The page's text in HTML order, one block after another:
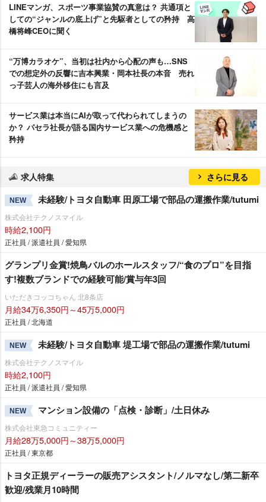
LINEマンガ、スポーツ事業協賛の真意は？ 共通項と
しての“ジャンルの底上げ”と先駆者としての矜持 高
橋将峰CEOに聞く
“万博カラオケ”、当初は社内から心配の声も…SNS
での想定外の反響に吉本興業・岡本社長の本音 売れ
っ子芸人の海外移住にも言及
サービス業は本当にAIが取って代わられてしまうの
か？ パセラ社長が語る国内サービス業への危機感と
矜持
求人特集 さらに見る
NEW 未経験/トヨタ自動車 田原工場で部品の運搬作業/tutumi
株式会社テクノスマイル
時給2,100円
正社員 / 派遣社員 / 愛知県
グランプリ金賞!焼鳥バルのホールスタッフ/“食のプロ”を目指
す!複数ブランドでの経験可能/賞与年3回
いただきコッコちゃん 北8条店
月給34万6,350円～45万5,000円
正社員 / 北海道
NEW 未経験/トヨタ自動車 堤工場で部品の運搬作業/tutumi
株式会社テクノスマイル
時給2,100円
正社員 / 派遣社員 / 愛知県
NEW マンション設備の「点検・診断」/土日休み
株式会社東急コミュニティー
月給28万5,000円～38万5,000円
正社員 / 東京都
トヨタ正規ディーラーの販売アシスタント/ノルマなし/第二新卒
歓迎/残業月10時間